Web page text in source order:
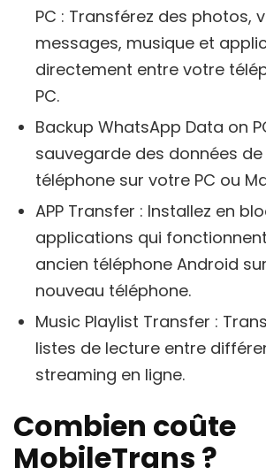
PC : Transférez des photos,
messages, musique et
directement entre votre
PC.
Backup WhatsApp Data on
sauvegarde des données
téléphone sur votre PC ou
APP Transfer : Installez en
applications qui
ancien téléphone Android
nouveau téléphone.
Music Playlist Transfer :
listes de lecture entre
streaming en ligne.
Combien coûte
MobileTrans ?